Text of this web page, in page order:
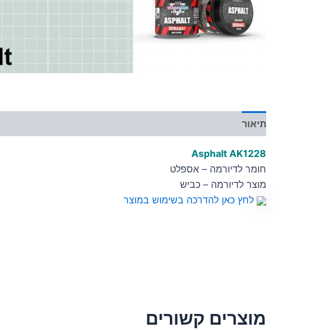
תיאור
Asphalt AK1228
חומר לדיורמה – אספלט
מוצר לדיורמה – כביש
לחץ כאן להדרכה בשימוש במוצר
מוצרים קשורים